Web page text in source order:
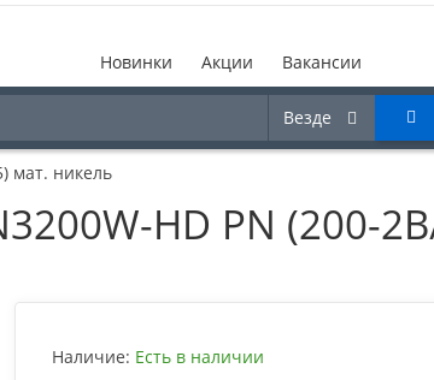
Новинки Акции Вакансии
Везде
мат. никель
HD PN (200-
Наличие: Есть в наличии